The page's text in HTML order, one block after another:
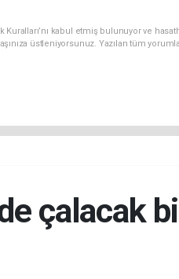
Kuralları’nı kabul etmiş bulunuyor ve
üstleniyorsunuz. Yazılan tüm
çalacak